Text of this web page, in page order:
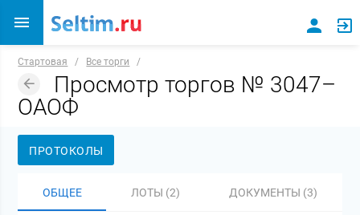
Стартовая / Все торги /
Просмотр торгов № 3047–
ОАОФ
ПРОТОКОЛЫ
ОБЩЕЕ ЛОТЫ (2) ДОКУМЕНТЫ (3)